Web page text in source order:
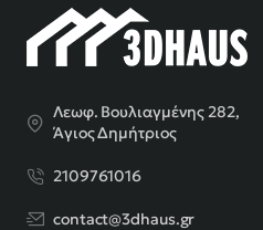
Λεωφ. Βουλιαγμένης 282,
Άγιος Δημήτριος
2109761016
contact@3dhaus.gr